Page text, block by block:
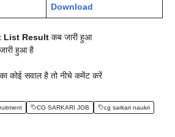
Download
List Result कब जारी हुआ
हुआ है
कोई सवाल है तो नीचे कमेंट करें
CG SARKARI JOB
cg sarkari naukri